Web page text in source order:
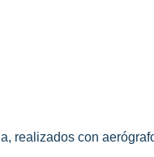
realizados con